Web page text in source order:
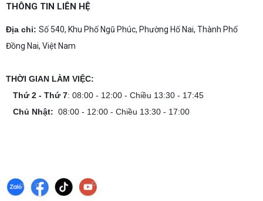
THÔNG TIN LIÊN HỆ
Địa chỉ: Số 540, Khu Phố Ngũ Phúc, Phường Hố Nai, Thành Phố
Đồng Nai, Việt Nam
THỜI GIAN LÀM VIỆC:
Thứ 2 - Thứ 7: 08:00 - 12:00 - Chiều 13:30 - 17:45
Chủ Nhật: 08:00 - 12:00 - Chiều 13:30 - 17:00